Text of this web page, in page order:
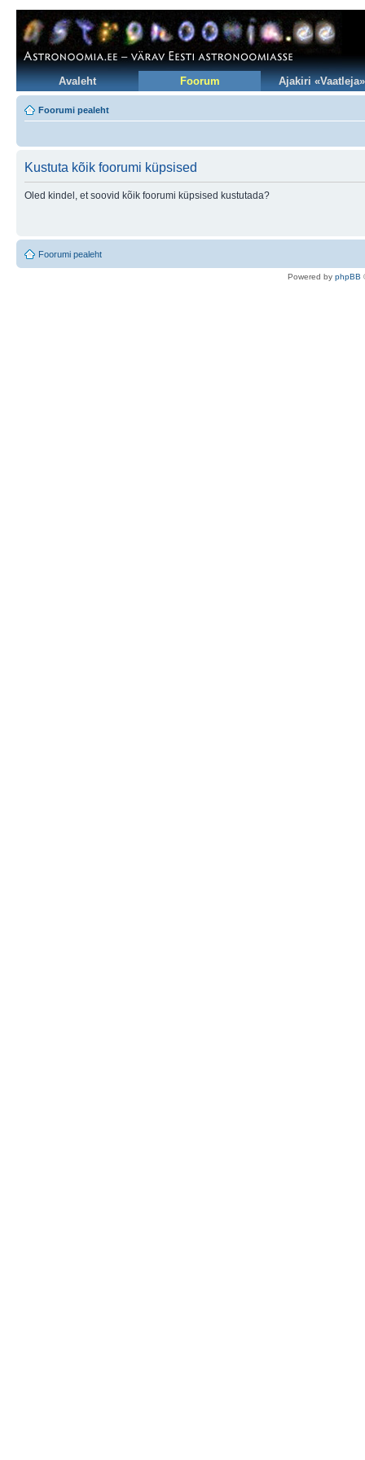
Avaleht Foorum Ajakiri «Vaatleja»
Foorumi pealeht
Kustuta kõik foorumi küpsised
Oled kindel, et soovid kõik foorumi küpsised kustutada?
Foorumi pealeht
Powered by phpBB